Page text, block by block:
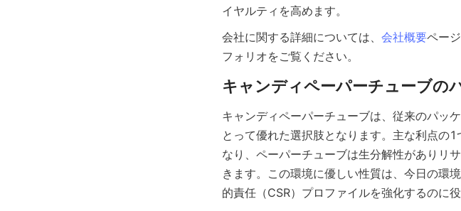
イヤルティを高めます。
会社に関する詳細については、 会社概要ペー
フォリオをご覧ください。
キャンディペーパーチューブは、従来のパッ
とって優れた選択肢となります。主な利点の
なり、ペーパーチューブは生分解性がありリ
きます。この環境に優しい性質は、今日の環
的責任（CSR）プロファイルを強化するのに役